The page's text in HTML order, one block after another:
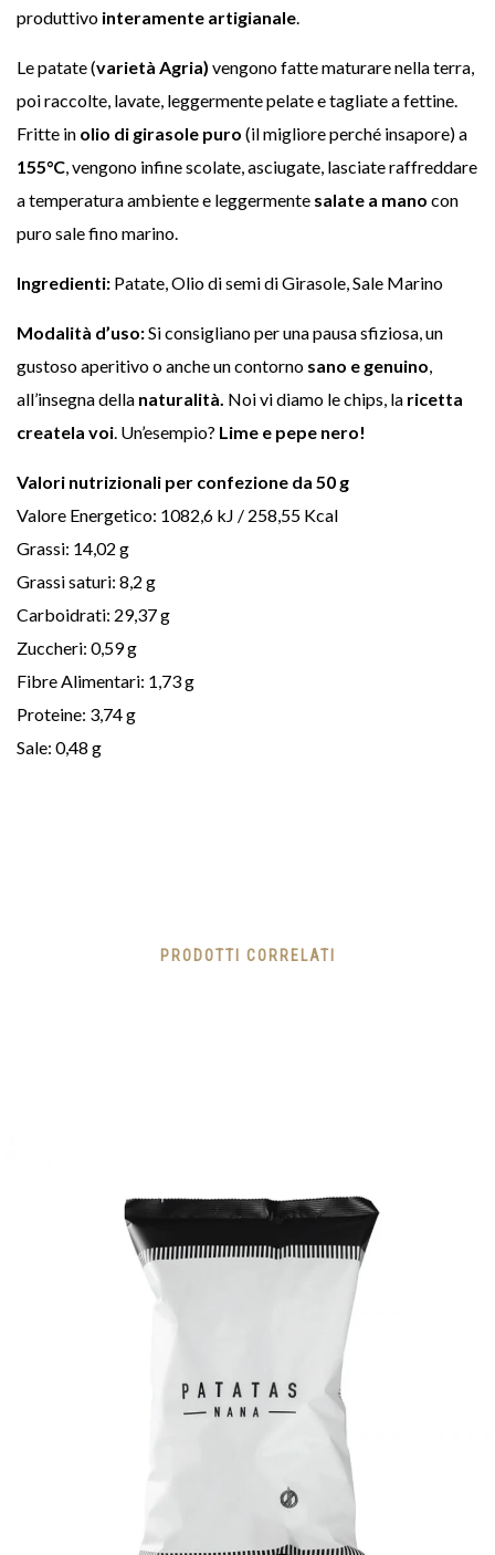
produttivo interamente artigianale.
Le patate (varietà Agria) vengono fatte maturare nella terra,
poi raccolte, lavate, leggermente pelate e tagliate a fettine.
Fritte in olio di girasole puro (il migliore perché insapore) a
155°C, vengono infine scolate, asciugate, lasciate raffreddare
a temperatura ambiente e leggermente salate a mano con
puro sale fino marino.
Ingredienti: Patate, Olio di semi di Girasole, Sale Marino
Modalità d’uso:Si consigliano per una pausa sfiziosa, un
gustoso aperitivo o anche un contorno sano e genuino,
all’insegna della naturalità. Noi vi diamo le chips, la ricetta
createla voi. Un’esempio? Lime e pepe nero!
Valori nutrizionali per confezione da 50 g
Valore Energetico: 1082,6 kJ / 258,55 Kcal
Grassi: 14,02 g
Grassi saturi: 8,2 g
Carboidrati: 29,37 g
Zuccheri: 0,59 g
Fibre Alimentari: 1,73 g
Proteine: 3,74 g
Sale: 0,48 g
PRODOTTI CORRELATI